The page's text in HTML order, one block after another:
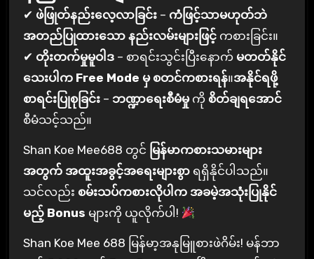
✔ ဖဲဖြုတ်နည်းလေ့လာခြင်း– ကံဖြင့်သာမဟုတ်ဘဲ
အတည်ပြုထားသော နည်းလမ်းများဖြင့်ကစားခြင်း။
✔ တိုးတက်မှုမူဝါဒ– စာရင်းသွင်းပြီးနောက် မတတ်နိုင်
သေးပါက Free Mode မှ စတင်ကစားရန်။အနိုင်ရဖို့
စာရင်းပြုစုခြင်း– ဘဏ္ဍာရေးစီမံမှုကို စိတ်ချရအောင်
စီမံသင့်သည်။
Shan Koe Mee688 တွင် မြန်မာကစားသမားများ
အတွက် အထူးအခွင့်အရေးများစွာရရှိနိုင်ပါသည်။
သင်လည်း စမ်းသပ်ကစားလိုပါက အခမဲ့အသုံးပြုနိုင်
မည့် Bonus များကို ယူလိုက်ပါ!
Shan Koe Mee 688 မြန်မာ့အနုမြူစားဖဲဂိမ်း! မန်ဘာ